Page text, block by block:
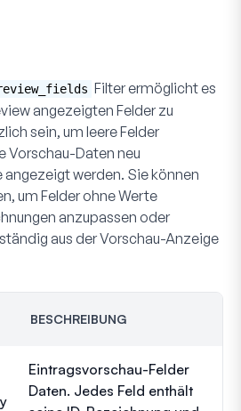
Filter ermöglicht es
angezeigten Felder zu
sein, um leere Felder
Vorschau-Daten neu
werden. Sie können
um Felder ohne Werte
anzupassen oder
aus der Vorschau-Anzeige
BESCHREIBUNG
Eintragsvorschau-Felder
Daten. Jedes Feld enthält